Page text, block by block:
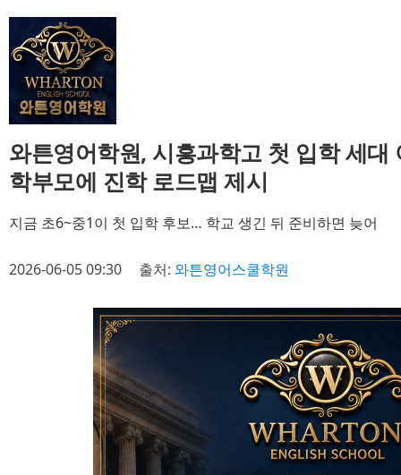
와튼영어학원, 시흥과학고 첫 입학 세대
학부모에 진학 로드맵 제시
지금 초6~중1이 첫 입학 후보… 학교 생긴 뒤 준비하면 늦어
2026-06-05 09:30 출처: 와튼영어스쿨학원